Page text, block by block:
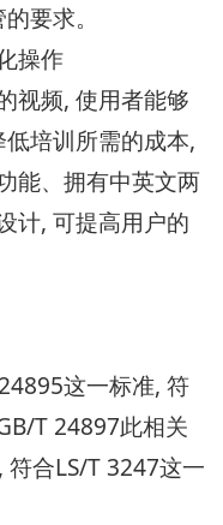
要求。
操作
视频, 使用者能够
培训所需的成本,
能、拥有中英文两
计, 可提高用户的
这一标准, 符
T 24897此相关
合LS/T 3247这一